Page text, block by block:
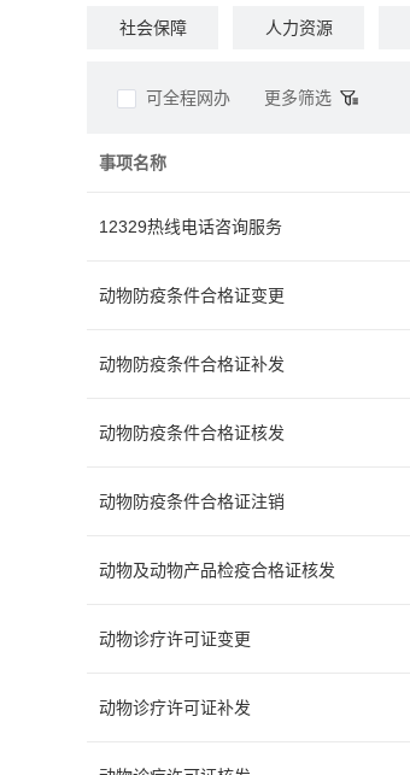
社会保障 人力资源
可全程网办 更多筛选
事项名称
12329热线电话咨询服务
动物防疫条件合格证变更
动物防疫条件合格证补发
动物防疫条件合格证核发
动物防疫条件合格证注销
动物及动物产品检疫合格证核发
动物诊疗许可证变更
动物诊疗许可证补发